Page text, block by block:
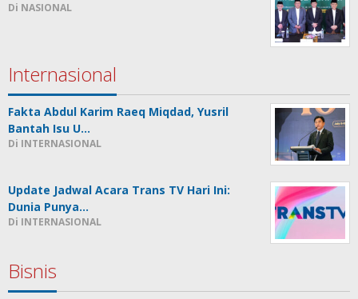
Di NASIONAL
Internasional
Fakta Abdul Karim Raeq Miqdad, Yusril
Bantah Isu U…
Di INTERNASIONAL
Update Jadwal Acara Trans TV Hari Ini:
Dunia Punya…
Di INTERNASIONAL
Bisnis